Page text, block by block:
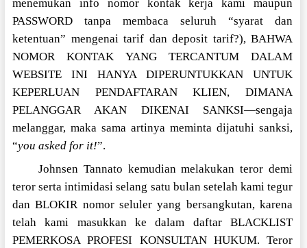
menemukan info nomor kontak kerja kami maupun
PASSWORD tanpa membaca seluruh “syarat dan
ketentuan” mengenai tarif dan deposit tarif?), BAHWA
NOMOR KONTAK YANG TERCANTUM DALAM
WEBSITE INI HANYA DIPERUNTUKKAN UNTUK
KEPERLUAN PENDAFTARAN KLIEN, DIMANA
PELANGGAR AKAN DIKENAI SANKSI—sengaja
melanggar, maka sama artinya meminta dijatuhi sanksi,
“you asked for it!”.
Johnsen Tannato kemudian melakukan teror demi
teror serta intimidasi selang satu bulan setelah kami tegur
dan BLOKIR nomor seluler yang bersangkutan, karena
telah kami masukkan ke dalam daftar BLACKLIST
PEMERKOSA PROFESI KONSULTAN HUKUM. Teror